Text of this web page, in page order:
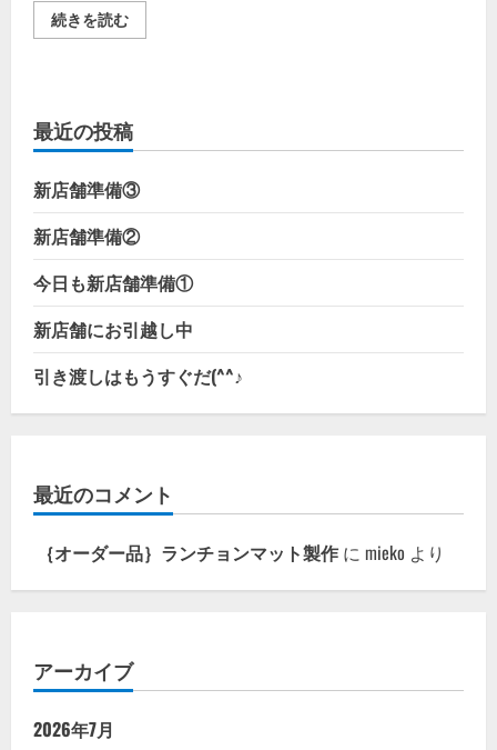
続きを読むな
か
き
ず
に・・・
;∀;)
の
詳
細
を
ご
覧
く
だ
さ
い
最近の投稿
新店舗準備③
新店舗準備②
今日も新店舗準備①
新店舗にお引越し中
引き渡しはもうすぐだ(^^♪
最近のコメント
｛オーダー品｝ランチョンマット製作 に mieko より
アーカイブ
2026年7月